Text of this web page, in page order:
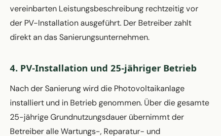
vereinbarten Leistungsbeschreibung rechtzeitig vor
der PV-Installation ausgeführt. Der Betreiber zahlt
direkt an das Sanierungsunternehmen.
4. PV-Installation und 25-jähriger Betrieb
Nach der Sanierung wird die Photovoltaikanlage
installiert und in Betrieb genommen. Über die gesamte
25-jährige Grundnutzungsdauer übernimmt der
Betreiber alle Wartungs-, Reparatur- und